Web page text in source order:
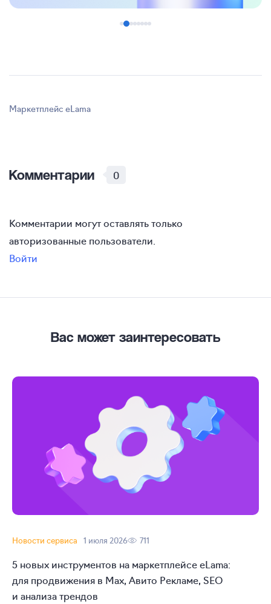
Маркетплейс eLama
Комментарии 0
Комментарии могут оставлять только
авторизованные пользователи.
Войти
Вас может заинтересовать
Новости сервиса 1 июля 2026 711
5 новых инструментов на маркетплейсе eLama:
для продвижения в Max, Авито Рекламе, SEO
и анализа трендов